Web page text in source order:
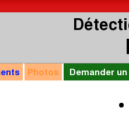
Photos Demander un